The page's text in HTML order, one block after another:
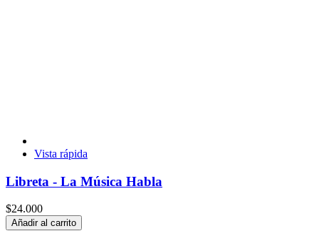
Vista rápida
Libreta - La Música Habla
$24.000
Añadir al carrito